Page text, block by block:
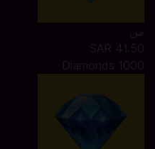
من
SAR 41.50
1000 Diamonds